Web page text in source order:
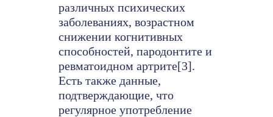
различных психических
заболеваниях, возрастном
снижении когнитивных
способностей, пародонтите и
ревматоидном артрите[3].
Есть также данные,
подтверждающие, что
регулярное употребление